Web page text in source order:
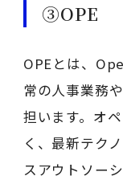
③OPE
OPEとは、
常の人事業務
担います。オ
く、最新テク
スアウトソー